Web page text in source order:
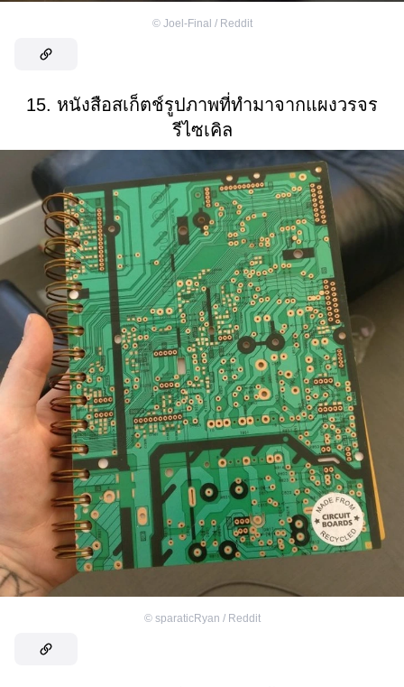
© Joel-Final / Reddit
15. หนังสือสเก็ตช์รูปภาพที่ทำมาจากแผงวรจร
รีไซเคิล
© sparaticRyan / Reddit